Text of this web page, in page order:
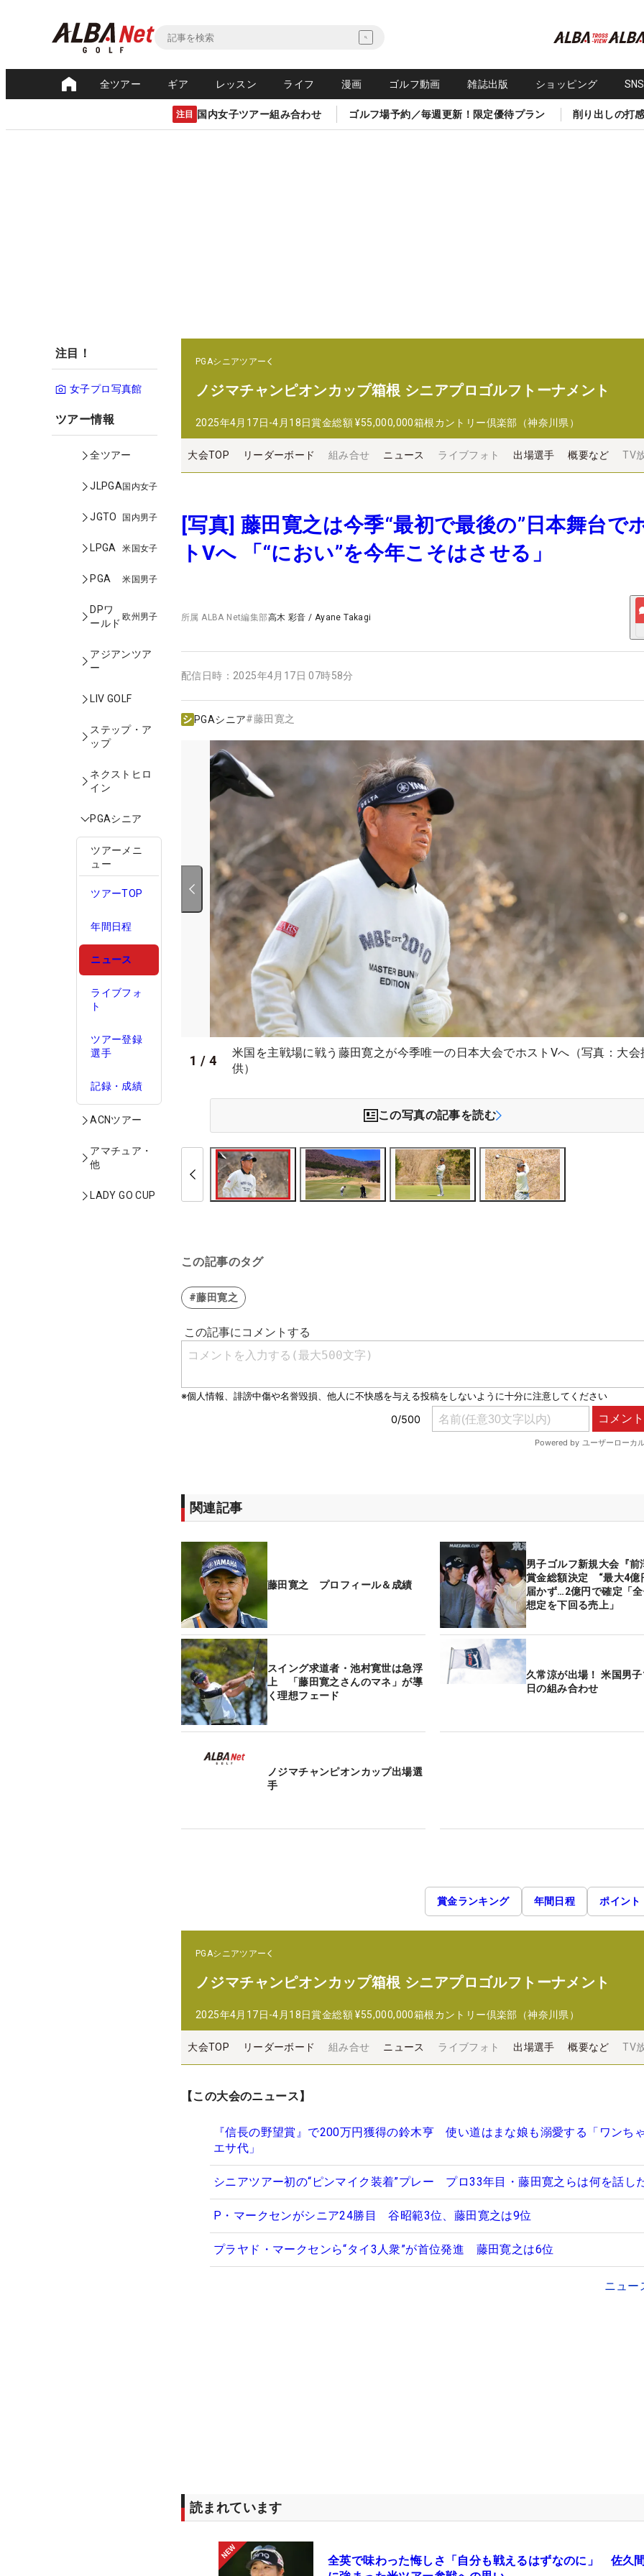
全ツアー ギア レッスン ライフ 漫画 ゴルフ動画 雑誌出版 ショッピング
注目 国内女子ツアー組み合わせ ゴルフ場予約／毎週更新！限定優待プラン 削り出しの打
注目！
女子プロ写真館
ツアー情報
全ツアー
JLPGA国内女子
JGTO 国内男子
LPGA 米国女子
PGA 米国男子
DPワ
ールド
欧州男子
アジアンツア
ー
LIV GOLF
ステップ・ア
ップ
ネクストヒロ
イン
PGAシニア
ツアーメニ
ュー
ツアーTOP
年間日程
ニュース
ライブフォ
ト
ツアー登録
選手
記録・成績
ACNツアー
アマチュア・
他
LADY GO CUP
PGAシニアツアー
ノジマチャンピオンカップ箱根 シニアプロゴルフトーナメント
2025年4月17日-4月18日賞金総額 ¥55,000,000箱根カントリー倶楽部（神奈川県）
大会TOP リーダーボード 組み合せ ニュース ライブフォト 出場選手 概要など TV
[写真] 藤田寛之は今季“最初で最後の”日本舞台で
トVへ 「“におい”を今年こそはさせる」
所属ALBA Net編集部高木 彩音 / Ayane Takagi
配信日時： 2025年4月17日 07時58分
PGAシニア#藤田寛之
1 / 4
米国を主戦場に戦う藤田寛之が今季唯一の日本大会でホストVへ（写真：大会
供）
この写真の記事を読む
この記事のタグ
#藤田寛之
関連記事
藤田寛之 プロフィール＆成績
男子ゴルフ新規大会『前
賞金総額決定 “最大4億
届かず…2億円で確定「
想定を下回る売上」
スイング求道者・池村寛世は急浮
上 「藤田寛之さんのマネ」が導
く理想フェード
久常涼が出場！ 米国男
日の組み合わせ
ノジマチャンピオンカップ出場選
手
賞金ランキング 年間日程 ポイント
PGAシニアツアー
ノジマチャンピオンカップ箱根 シニアプロゴルフトーナメント
2025年4月17日-4月18日賞金総額 ¥55,000,000箱根カントリー倶楽部（神奈川県）
大会TOP リーダーボード 組み合せ ニュース ライブフォト 出場選手 概要など TV
【この大会のニュース】
『信長の野望賞』で200万円獲得の鈴木亨 使い道はまな娘も溺愛する「ワンち
エサ代」
シニアツアー初の“ピンマイク装着”プレー プロ33年目・藤田寛之らは何を話し
P・マークセンがシニア24勝目 谷昭範3位、藤田寛之は9位
プラヤド・マークセンら“タイ3人衆”が首位発進 藤田寛之は6位
ニュー
読まれています
全英で味わった悔しさ「自分も戦えるはずなのに」 佐久